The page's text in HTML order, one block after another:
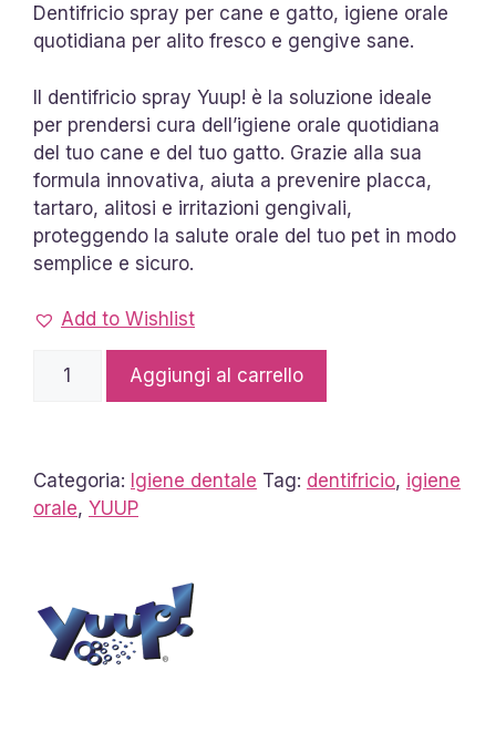
Dentifricio spray per cane e gatto, igiene orale
quotidiana per alito fresco e gengive sane.
Il dentifricio spray Yuup! è la soluzione ideale
per prendersi cura dell’igiene orale quotidiana
del tuo cane e del tuo gatto. Grazie alla sua
formula innovativa, aiuta a prevenire placca,
tartaro, alitosi e irritazioni gengivali,
proteggendo la salute orale del tuo pet in modo
semplice e sicuro.
Add to Wishlist
Dental
quantità
Aggiungi al carrello
Categoria: Igiene dentale Tag: dentifricio, igiene
orale, YUUP